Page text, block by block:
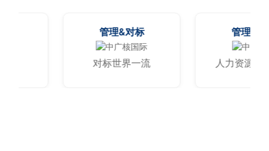
管理&对标
对标世界一流
管理&对标
人力资源体系